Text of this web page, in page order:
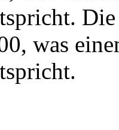
was